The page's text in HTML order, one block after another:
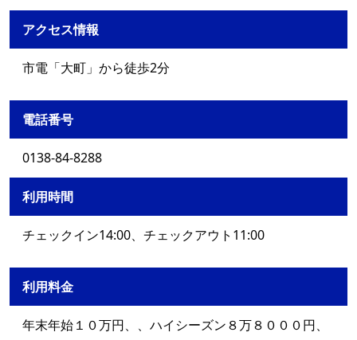
アクセス情報
市電「大町」から徒歩2分
電話番号
0138-84-8288
利用時間
チェックイン14:00、チェックアウト11:00
利用料金
年末年始１０万円、、ハイシーズン８万８０００円、